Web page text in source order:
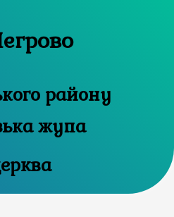
району
жупа